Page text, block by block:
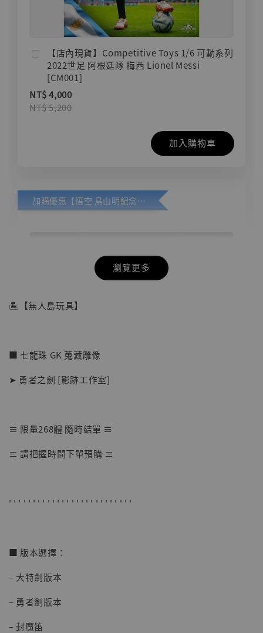
【店內現貨】Competitive Toys 1/6 可動系列
2022世足 阿根廷隊 梅西 Lionel Messi
[CM001]
NT$ 4,000
NT$ 5,200
加入購物車
加購優惠【悟空 鳥山明紀念款 [奇蹟工作室]】
【店內現貨】七龍珠 系列蒐藏雕像 悟空 鳥山
NT$ 5,580
瀏覽更多
🏝【無人島玩具】
■ 七龍珠 GK 蒐藏雕像
➤ 勇者之劍 [影跡工作室]
≡ 限量268體 隨時結單 ≡
≡ 請把握時間下單預購 ≡
' ' ' ' ' ' ' ' ' ' ' ' ' ' ' ' ' ' ' ' ' ' ' ' ' '
■ 版本選擇：
– 大特劍版本
– 勇者劍版本
– 封魔笛